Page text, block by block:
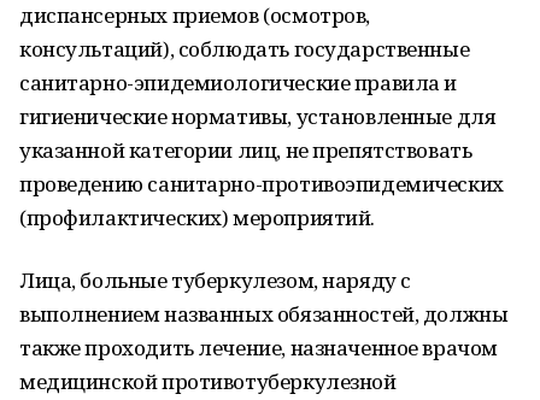
диспансерных приемов (осмотров,
консультаций), соблюдать государственные
санитарно-эпидемиологические правила и
гигиенические нормативы, установленные для
указанной категории лиц, не препятствовать
проведению санитарно-противоэпидемических
(профилактических) мероприятий.
Лица, больные туберкулезом, наряду с
выполнением названных обязанностей, должны
также проходить лечение, назначенное врачом
медицинской противотуберкулезной